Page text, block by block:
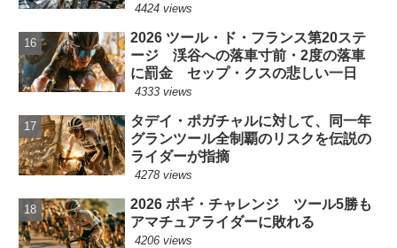
4424 views
2026 ツール・ド・フランス第20ステ
ージ 渓谷への落車寸前・2度の落車
に罰金 セップ・クスの悲しい一日
4333 views
タデイ・ポガチャルに対して、同一年
グランツール全制覇のリスクを伝説の
ライダーが指摘
4278 views
2026 ポギ・チャレンジ ツール5勝も
アマチュアライダーに敗れる
4206 views